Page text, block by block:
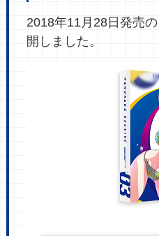
2018年11月28日発売
開しました。